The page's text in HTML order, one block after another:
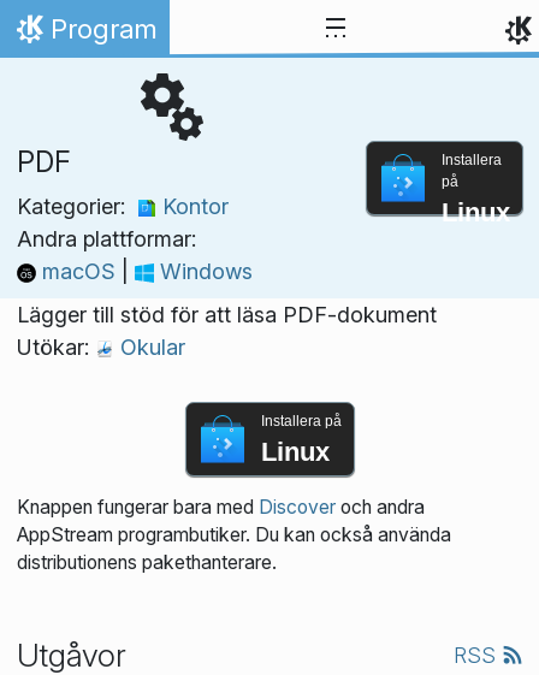
Gå till innehåll
Hem
Program
PDF
Kategorier:
Kontor
Andra plattformar:
macOS
Windows
Installera
på
Linux
Lägger till stöd för att läsa PDF-dokument
Utökar:
Okular
Installera på
Linux
Knappen fungerar bara med Discoveroch andra
AppStream programbutiker. Du kan också använda
distributionens pakethanterare.
Utgåvor RSS